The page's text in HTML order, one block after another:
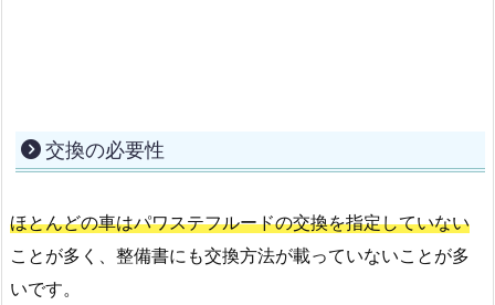
交換の必要性
ほとんどの車はパワステフルードの交換を指定していない
ことが多く、整備書にも交換方法が載っていないことが多
いです。